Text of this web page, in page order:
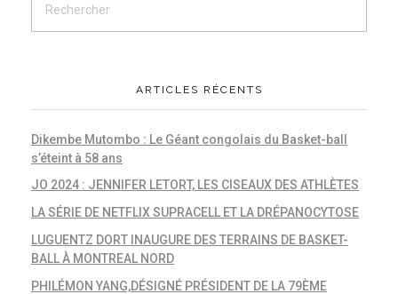
ARTICLES RÉCENTS
Dikembe Mutombo : Le Géant congolais du Basket-ball
s’éteint à 58 ans
JO 2024 : JENNIFER LETORT, LES CISEAUX DES ATHLÈTES
LA SÉRIE DE NETFLIX SUPRACELL ET LA DRÉPANOCYTOSE
LUGUENTZ DORT INAUGURE DES TERRAINS DE BASKET-
BALL À MONTREAL NORD
PHILÉMON YANG,DÉSIGNÉ PRÉSIDENT DE LA 79ÈME